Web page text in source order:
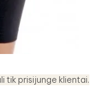
tik prisijunge klientai.